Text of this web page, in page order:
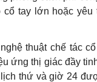
tay lớn hoặc yêu
thuật chế tác
ứng thị giác đầy
thứ và giờ 24